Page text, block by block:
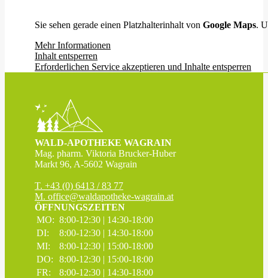
Sie sehen gerade einen Platzhalterinhalt von Google Maps.
Mehr Informationen
Inhalt entsperren
Erforderlichen Service akzeptieren und Inhalte entsperren
WALD-APOTHEKE WAGRAIN
Mag. pharm. Viktoria Brucker-Huber
Markt 96, A-5602 Wagrain
T. +43 (0) 6413 / 83 77
M. office@waldapotheke-wagrain.at
ÖFFNUNGSZEITEN
MO: 8:00-12:30 | 14:30-18:00
DI:
8:00-12:30 | 14:30-18:00
MI:
8:00-12:30 | 15:00-18:00
DO:
8:00-12:30 | 15:00-18:00
FR:
8:00-12:30 | 14:30-18:00